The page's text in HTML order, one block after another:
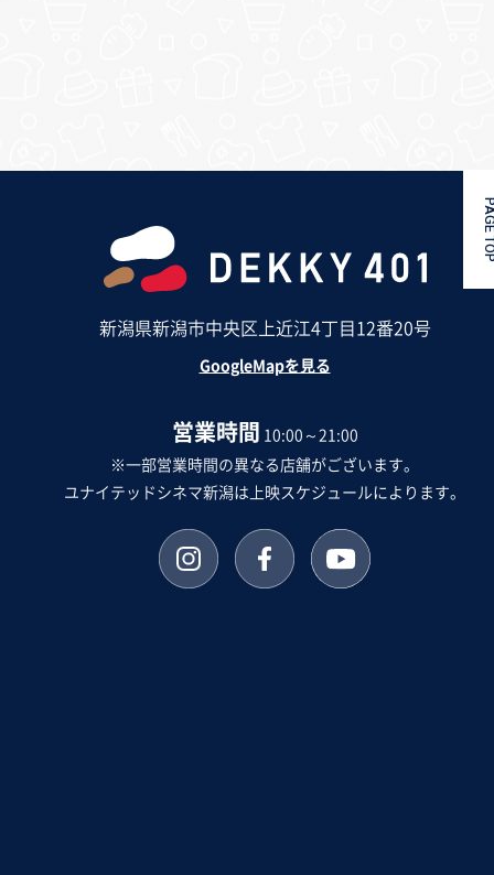
新潟県新潟市中央区上近江4丁目12番20号
GoogleMapを見る
営業時間 10:00～21:00
※一部営業時間の異なる店舗がございます。
ユナイテッドシネマ新潟は上映スケジュールによります。